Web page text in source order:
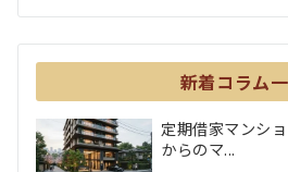
新着コラム
定期借家マンシ
からのマ...